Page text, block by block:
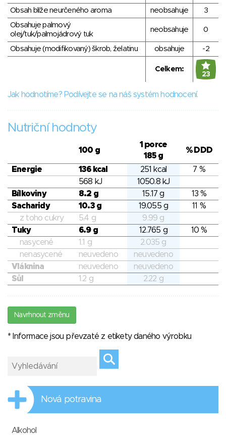
Obsah blíže neurčeného aroma neobsahuje
3
Obsahuje palmový
olej/tuk/palmojádrový tuk
neobsahuje 0
Obsahuje (modifikovaný) škrob, želatinu obsahuje -2
Celkem:
23
Jak hodnotíme? Podívejte se na náš systém hodnocení.
Nutriční hodnoty
100 g
1 porce
185 g
% DDD
Energie 136 kcal 251 kcal
7 %
568 kJ
1050.8 kJ
Bílkoviny
8.2 g 15.17 g
13 %
Sacharidy
10.3 g 19.055 g
11 %
z toho cukry
5.4 g
9.99 g
Tuky
6.9 g 12.765 g
10 %
nasycené
1.1 g
2.035 g
nenasycené
neuvedeno
neuvedeno
Vláknina
neuvedeno
neuvedeno
Sůl
1.2 g 2.22 g
Navrhnout změnu
* Informace jsou převzaté z etikety daného výrobku
Nová potravina
Alkohol